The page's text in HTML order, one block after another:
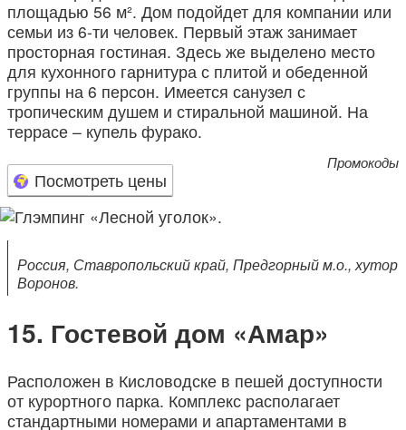
площадью 56 м². Дом подойдет для компании или
семьи из 6-ти человек. Первый этаж занимает
просторная гостиная. Здесь же выделено место
для кухонного гарнитура с плитой и обеденной
группы на 6 персон. Имеется санузел с
тропическим душем и стиральной машиной. На
террасе – купель фурако.
Посмотреть цены
Промокоды
Россия, Ставропольский край, Предгорный м.о., хутор
Воронов.
Гостевой дом «Амар»
Расположен в Кисловодске в пешей доступности
от курортного парка. Комплекс располагает
стандартными номерами и апартаментами в